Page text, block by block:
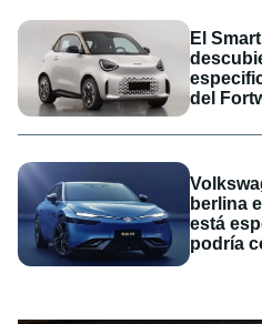
El
del
berlina
está
podría